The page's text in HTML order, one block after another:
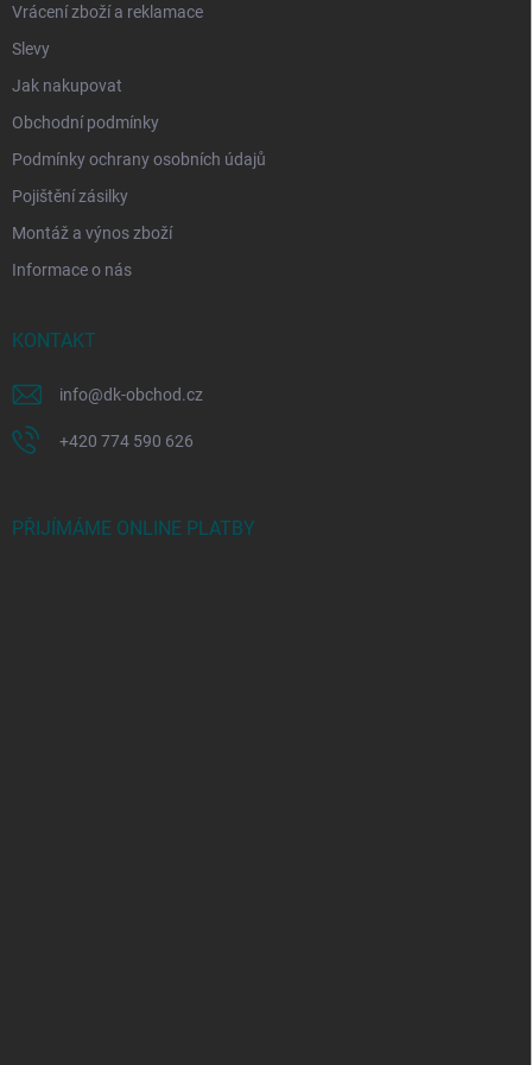
Vrácení zboží a reklamace
Slevy
Jak nakupovat
Obchodní podmínky
Podmínky ochrany osobních údajů
Pojištění zásilky
Montáž a výnos zboží
Informace o nás
KONTAKT
info@dk-obchod.cz
+420 774 590 626
PŘIJÍMÁME ONLINE PLATBY